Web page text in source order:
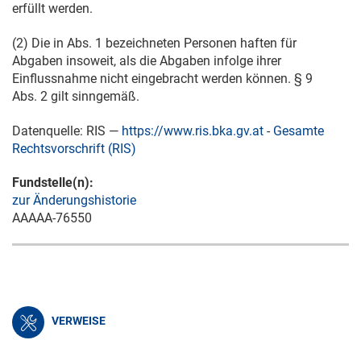
erfüllt werden.
(2) Die in Abs. 1 bezeichneten Personen haften für
Abgaben insoweit, als die Abgaben infolge ihrer
Einflussnahme nicht eingebracht werden können. § 9
Abs. 2 gilt sinngemäß.
Datenquelle: RIS — https://www.ris.bka.gv.at - Gesamte
Rechtsvorschrift (RIS)
Fundstelle(n):
zur Änderungshistorie
AAAAA-76550
VERWEISE